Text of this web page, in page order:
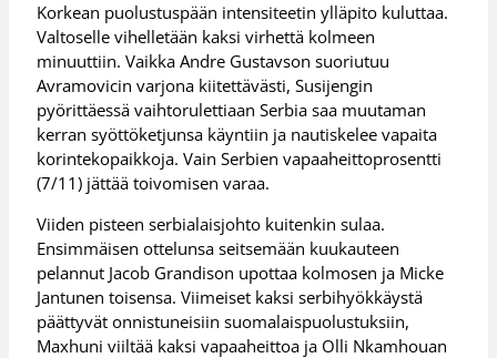
Korkean puolustuspään intensiteetin ylläpito kuluttaa.
Valtoselle vihelletään kaksi virhettä kolmeen
minuuttiin. Vaikka Andre Gustavson suoriutuu
Avramovicin varjona kiitettävästi, Susijengin
pyörittäessä vaihtorulettiaan Serbia saa muutaman
kerran syöttöketjunsa käyntiin ja nautiskelee vapaita
korintekopaikkoja. Vain Serbien vapaaheittoprosentti
(7/11) jättää toivomisen varaa.
Viiden pisteen serbialaisjohto kuitenkin sulaa.
Ensimmäisen ottelunsa seitsemään kuukauteen
pelannut Jacob Grandison upottaa kolmosen ja Micke
Jantunen toisensa. Viimeiset kaksi serbihyökkäystä
päättyvät onnistuneisiin suomalaispuolustuksiin,
Maxhuni viiltää kaksi vapaaheittoa ja Olli Nkamhouan